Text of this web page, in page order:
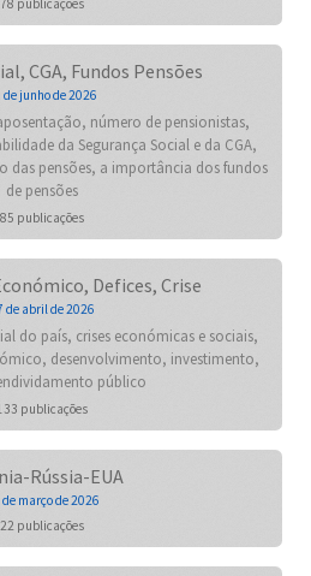
78 publicações
CGA, Fundos Pensões
de junho de 2026
número de pensionistas,
da Segurança Social e da CGA,
das pensões, a importância dos fundos
de pensões
85 publicações
Defices, Crise
de abril de 2026
do país, crises económicas e sociais,
desenvolvimento, investimento,
público
publicações
Rússia-EUA
março de 2026
22 publicações